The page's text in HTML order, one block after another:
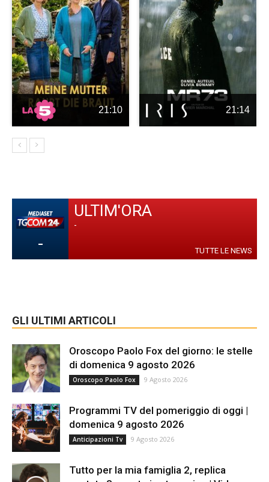
21:10 21:14
-
ULTIM'ORA
-
TUTTE LE NEWS
GLI ULTIMI ARTICOLI
Oroscopo Paolo Fox del giorno: le stelle
di domenica 9 agosto 2026
Oroscopo Paolo Fox 9 Agosto 2026
Programmi TV del pomeriggio di oggi |
domenica 9 agosto 2026
Anticipazioni Tv 9 Agosto 2026
Tutto per la mia famiglia 2, replica